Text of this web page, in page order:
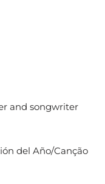
and songwriter
del Año/Canção